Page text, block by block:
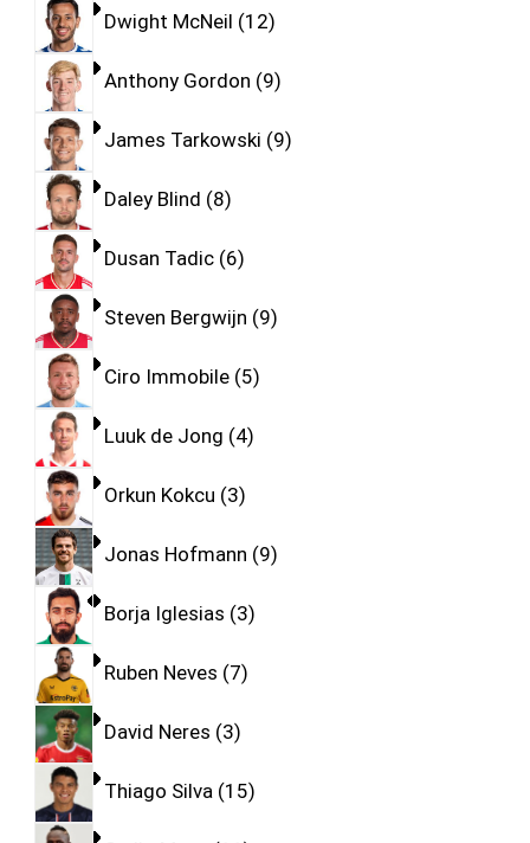
Dwight McNeil 12
Anthony Gordon 9
James Tarkowski 9
Daley Blind 8
Dusan Tadic 6
Steven Bergwijn 9
Ciro Immobile 5
Luuk de Jong 4
Orkun Kokcu 3
Jonas Hofmann 9
Borja Iglesias 3
Ruben Neves 7
David Neres 3
Thiago Silva 15